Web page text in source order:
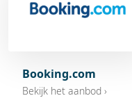
Booking.com
Bekijk het aanbod ›